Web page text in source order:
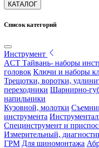
КАТАЛОГ
Список категорий
Инструмент
ACT Тайвань- наборы
головок Ключи и наборы
Трещотки, воротки,
переходники Шарнирно-
напильники
Кузовной, молотки
инструмента
Специнструмент и
Измерительный,
ГРМ Для шиномонтажа